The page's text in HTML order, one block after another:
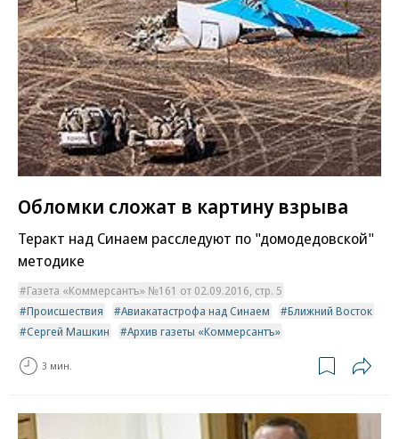
Обломки сложат в картину взрыва
Теракт над Синаем расследуют по "домодедовской"
методике
Газета «Коммерсантъ» №161 от 02.09.2016, стр. 5
Происшествия
Авиакатастрофа над Синаем
Ближний Восток
Сергей Машкин
Архив газеты «Коммерсантъ»
3 мин.